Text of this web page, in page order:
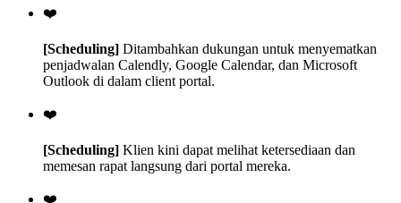
❤️
[Scheduling] Ditambahkan dukungan untuk menyematkan
penjadwalan Calendly, Google Calendar, dan Microsoft
Outlook di dalam client portal.
❤️
[Scheduling] Klien kini dapat melihat ketersediaan dan
memesan rapat langsung dari portal mereka.
❤️